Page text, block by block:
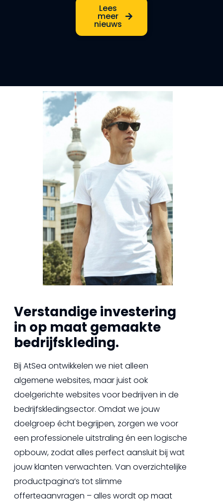
Lees
meer
nieuws
Verstandige investering
in op maat gemaakte
bedrijfskleding.
Bij AtSea ontwikkelen we niet alleen
algemene websites, maar juist ook
doelgerichte websites voor bedrijven in de
bedrijfskledingsector. Omdat we jouw
doelgroep écht begrijpen, zorgen we voor
een professionele uitstraling én een logische
opbouw, zodat alles perfect aansluit bij wat
jouw klanten verwachten. Van overzichtelijke
productpagina’s tot slimme
offerteaanvragen – alles wordt op maat